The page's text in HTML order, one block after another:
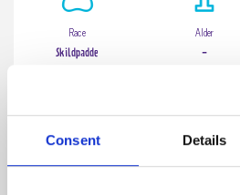
Consent Details
Race
Skildpadde
Alder
-